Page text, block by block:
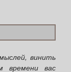
винить
времени вас